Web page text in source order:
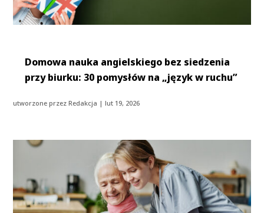
Domowa nauka angielskiego bez siedzenia
przy biurku: 30 pomysłów na „język w ruchu”
utworzone przezRedakcja |lut 19, 2026